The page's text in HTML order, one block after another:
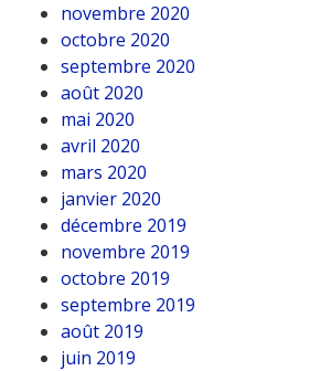
novembre 2020
octobre 2020
septembre 2020
août 2020
mai 2020
avril 2020
mars 2020
janvier 2020
décembre 2019
novembre 2019
octobre 2019
septembre 2019
août 2019
juin 2019